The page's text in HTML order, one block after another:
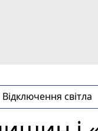
Відключення світла